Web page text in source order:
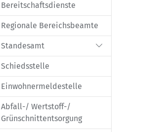
Bereitschaftsdienste
Regionale Bereichsbeamte
Standesamt
Schiedsstelle
Einwohnermeldestelle
Abfall-/ Wertstoff-/
Grünschnittentsorgung